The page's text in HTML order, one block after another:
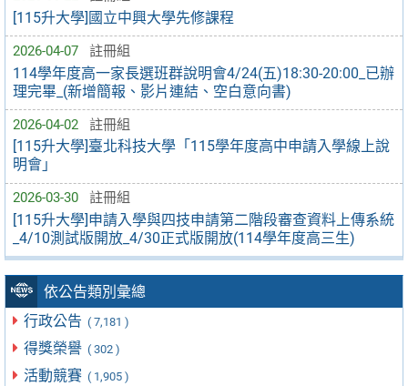
[115升大學]國立中興大學先修課程
2026-04-07 註冊組
114學年度高一家長選班群說明會4/24(五)18:30-20:00_已辦
理完畢_(新增簡報、影片連結、空白意向書)
2026-04-02 註冊組
[115升大學]臺北科技大學「115學年度高中申請入學線上說
明會」
2026-03-30 註冊組
[115升大學]申請入學與四技申請第二階段審查資料上傳系統
_4/10測試版開放_4/30正式版開放(114學年度高三生)
依公告類別彙總
行政公告 ( 7,181 )
得獎榮譽 ( 302 )
活動競賽 ( 1,905 )